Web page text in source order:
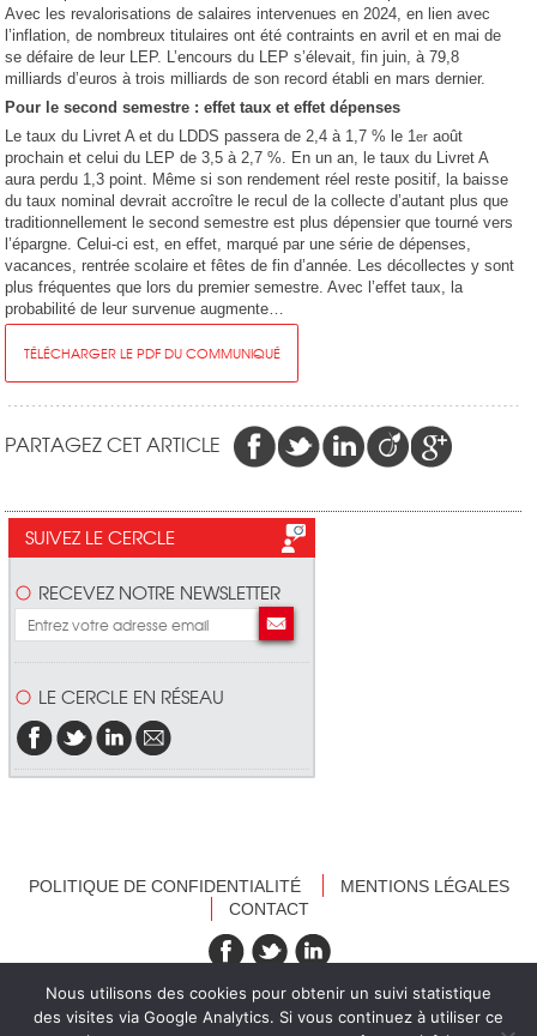
Avec les revalorisations de salaires intervenues en 2024, en lien avec
l’inflation, de nombreux titulaires ont été contraints en avril et en mai de
se défaire de leur LEP. L’encours du LEP s’élevait, fin juin, à 79,8
milliards d’euros à trois milliards de son record établi en mars dernier.
Pour le second semestre : effet taux et effet dépenses
Le taux du Livret A et du LDDS passera de 2,4 à 1,7 % le 1er août
prochain et celui du LEP de 3,5 à 2,7 %. En un an, le taux du Livret A
aura perdu 1,3 point. Même si son rendement réel reste positif, la baisse
du taux nominal devrait accroître le recul de la collecte d’autant plus que
traditionnellement le second semestre est plus dépensier que tourné vers
l’épargne. Celui-ci est, en effet, marqué par une série de dépenses,
vacances, rentrée scolaire et fêtes de fin d’année. Les décollectes y sont
plus fréquentes que lors du premier semestre. Avec l’effet taux, la
probabilité de leur survenue augmente…
TÉLÉCHARGER LE PDF DU COMMUNIQUÉ
PARTAGEZ CET ARTICLE
SUIVEZ LE CERCLE
RECEVEZ NOTRE NEWSLETTER
LE CERCLE EN RÉSEAU
POLITIQUE DE CONFIDENTIALITÉ
MENTIONS LÉGALES
CONTACT
recevez nos newsletters
Nous utilisons des cookies pour obtenir un suivi statistique
des visites via Google Analytics. Si vous continuez à utiliser ce